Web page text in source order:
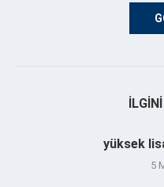
yüksek
5